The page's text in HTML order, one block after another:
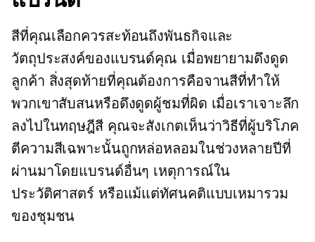
สีที่คุณเลือกควรสะท้อนถึงพันธกิจและ
วัตถุประสงค์ของแบรนด์คุณ เมื่อพยายามดึงดูด
ลูกค้า สิ่งสุดท้ายที่คุณต้องการคือจานสีที่ทำให้
พวกเขาสับสนหรือดึงดูดผู้ชมที่ผิด เมื่อเราเจาะลึก
ลงไปในทฤษฎีสี คุณจะสังเกตเห็นว่าวิธีที่ผู้บริโภค
ตีความสีเฉพาะนั้นถูกหล่อหลอมในช่วงหลายปีที่
ผ่านมาโดยแบรนด์อื่นๆ เหตุการณ์ใน
ประวัติศาสตร์ หรือแม้แต่ทัศนคติแบบเหมารวม
ของชุมชน